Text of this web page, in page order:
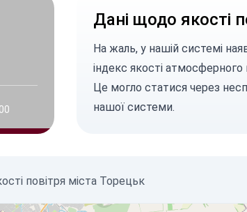
Дані щодо якості
На жаль, у нашій системі
індекс якості
Це могло статися через
нашої системи.
повітря міста Торецьк